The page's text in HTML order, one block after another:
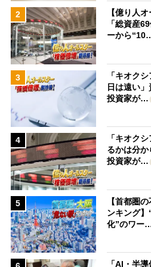
2
【億り人
「総資産
ーから
3
「キオク
日は遠い
投資家が…
4
「キオク
るかは分
投資家が…
5
【首都圏
ンキング
化”のワー
「AI・半